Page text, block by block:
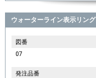
ウォーターライン表示リング
図番
07
発注品番